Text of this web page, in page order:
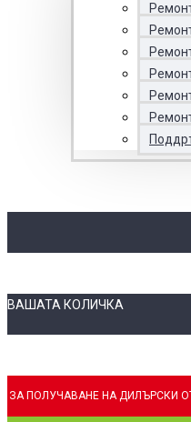
ВАШАТА КОЛИЧКА
ЗА ПОЛУЧАВАНЕ НА ДИЛЪРСКИ